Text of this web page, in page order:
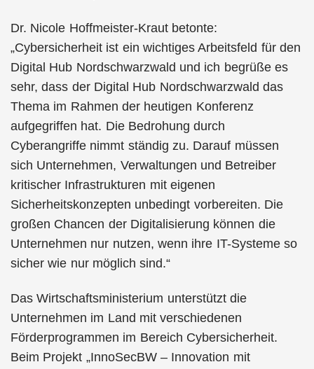
Dr. Nicole Hoffmeister-Kraut betonte:
„Cybersicherheit ist ein wichtiges Arbeitsfeld für den
Digital Hub Nordschwarzwald und ich begrüße es
sehr, dass der Digital Hub Nordschwarzwald das
Thema im Rahmen der heutigen Konferenz
aufgegriffen hat. Die Bedrohung durch
Cyberangriffe nimmt ständig zu. Darauf müssen
sich Unternehmen, Verwaltungen und Betreiber
kritischer Infrastrukturen mit eigenen
Sicherheitskonzepten unbedingt vorbereiten. Die
großen Chancen der Digitalisierung können die
Unternehmen nur nutzen, wenn ihre IT-Systeme so
sicher wie nur möglich sind.“
Das Wirtschaftsministerium unterstützt die
Unternehmen im Land mit verschiedenen
Förderprogrammen im Bereich Cybersicherheit.
Beim Projekt „InnoSecBW – Innovation mit